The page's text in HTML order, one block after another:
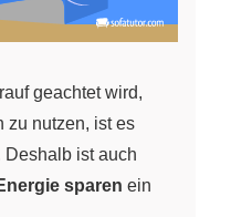
geachtet wird,
zu nutzen, ist es
ist auch
sparen ein